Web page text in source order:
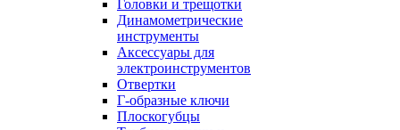
Головки и трещотки
Динамометрические
инструменты
Аксессуары для
электроинструментов
Отвертки
Г-образные ключи
Плоскогубцы